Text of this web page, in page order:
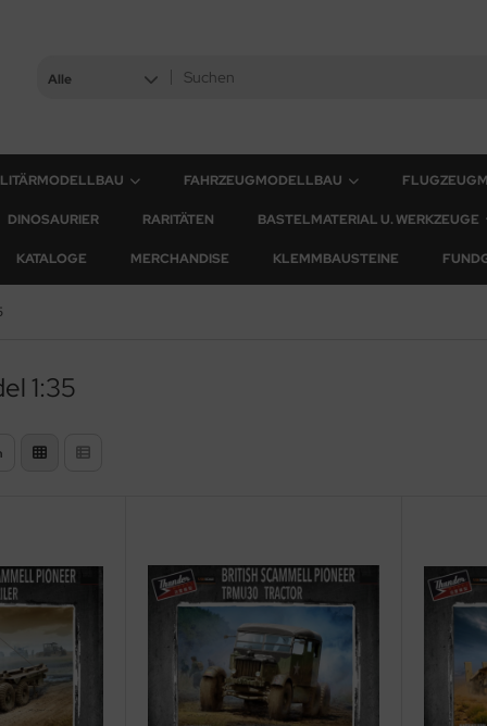
Alle
FAHRZEUGMODELLBAU
DINOSAURIER RARITÄTEN BASTELMATERIAL U. WERKZEUGE
KATALOGE MERCHANDISE KLEMMBAUSTEINE
1:35